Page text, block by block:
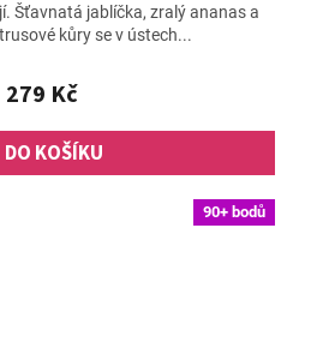
279 Kč
DO KOŠÍKU
Šťavnatá jablíčka, zralý ananas a
kůry se v ústech...
90+ bodů